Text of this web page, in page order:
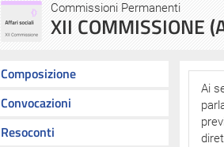
Commissioni Permanenti
XII COMMISSIONE
Composizione
Convocazioni
Resoconti
Ai